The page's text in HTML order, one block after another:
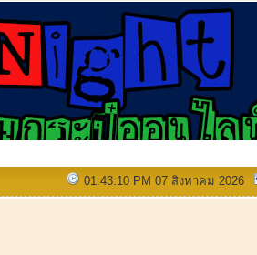
01:43:10 PM 07 สิงหาคม 2026